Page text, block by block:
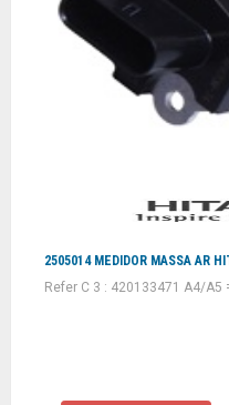
2505014 MEDIDOR MASSA AR
Refer C 3 : 420133471 A4/A5